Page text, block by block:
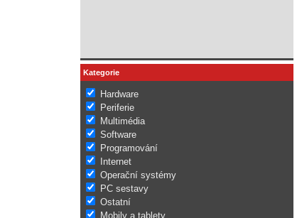
Kategorie
Hardware
Periferie
Multimédia
Software
Programování
Internet
Operační systémy
PC sestavy
Ostatní
Mobily a tablety